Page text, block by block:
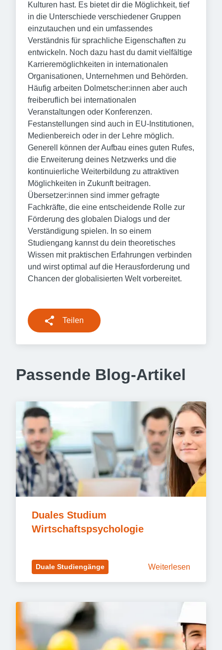
Kulturen hast. Es bietet dir die Möglichkeit, tief
in die Unterschiede verschiedener Gruppen
einzutauchen und ein umfassendes
Verständnis für sprachliche Eigenschaften zu
entwickeln. Noch dazu hast du damit vielfältige
Karrieremöglichkeiten in internationalen
Organisationen, Unternehmen und Behörden.
Häufig arbeiten Dolmetscher:innen aber auch
freiberuflich bei internationalen
Veranstaltungen oder Konferenzen.
Festanstellungen sind auch in EU-Institutionen,
Medienbereich oder in der Lehre möglich.
Generell können der Aufbau eines guten Rufes,
die Erweiterung deines Netzwerks und die
kontinuierliche Weiterbildung zu attraktiven
Möglichkeiten in Zukunft beitragen.
Übersetzer:innen sind immer gefragte
Fachkräfte, die eine entscheidende Rolle zur
Förderung des globalen Dialogs und der
Verständigung spielen. In so einem
Studiengang kannst du dein theoretisches
Wissen mit praktischen Erfahrungen verbinden
und wirst optimal auf die Herausforderung und
Chancen der globalisierten Welt vorbereitet.
Teilen
Passende Blog-Artikel
Duales Studium
Wirtschaftspsychologie
Duale Studiengänge Weiterlesen